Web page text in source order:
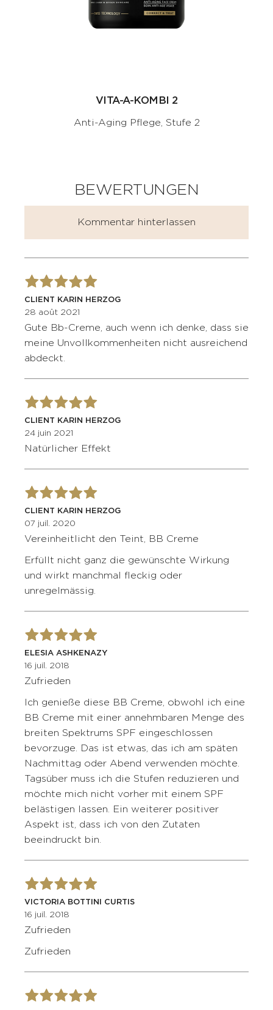
VITA-A-KOMBI 2
Anti-Aging Pflege, Stufe 2
BEWERTUNGEN
Kommentar hinterlassen
CLIENT KARIN HERZOG
28 août 2021
Gute Bb-Creme, auch wenn ich denke, dass sie
meine Unvollkommenheiten nicht ausreichend
abdeckt.
CLIENT KARIN HERZOG
24 juin 2021
Natürlicher Effekt
CLIENT KARIN HERZOG
07 juil. 2020
Vereinheitlicht den Teint, BB Creme
Erfüllt nicht ganz die gewünschte Wirkung
und wirkt manchmal fleckig oder
unregelmässig.
ELESIA ASHKENAZY
16 juil. 2018
Zufrieden
Ich genieße diese BB Creme, obwohl ich eine
BB Creme mit einer annehmbaren Menge des
breiten Spektrums SPF eingeschlossen
bevorzuge. Das ist etwas, das ich am späten
Nachmittag oder Abend verwenden möchte.
Tagsüber muss ich die Stufen reduzieren und
möchte mich nicht vorher mit einem SPF
belästigen lassen. Ein weiterer positiver
Aspekt ist, dass ich von den Zutaten
beeindruckt bin.
VICTORIA BOTTINI CURTIS
16 juil. 2018
Zufrieden
Zufrieden